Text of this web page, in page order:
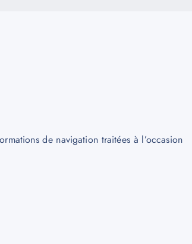
de navigation traitées à l’occasion